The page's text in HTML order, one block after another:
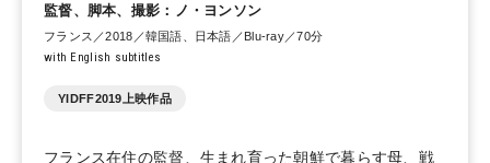
監督、脚本、撮影：ノ・ヨンソン
フランス／2018／韓国語、日本語／Blu-ray／70分
with English subtitles
YIDFF2019上映作品
フランス在住の監督、生まれ育った朝鮮で暮らす母、戦